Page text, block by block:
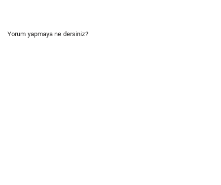
Yorum yapmaya ne dersiniz?